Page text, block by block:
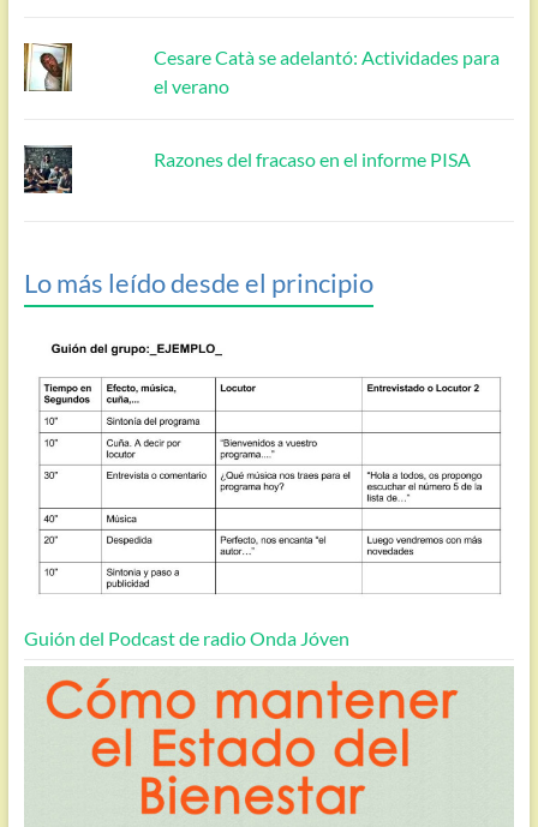
Cesare Catà se adelantó: Actividades para
el verano
Razones del fracaso en el informe PISA
Lo más leído desde el principio
Guión del Podcast de radio Onda Jóven